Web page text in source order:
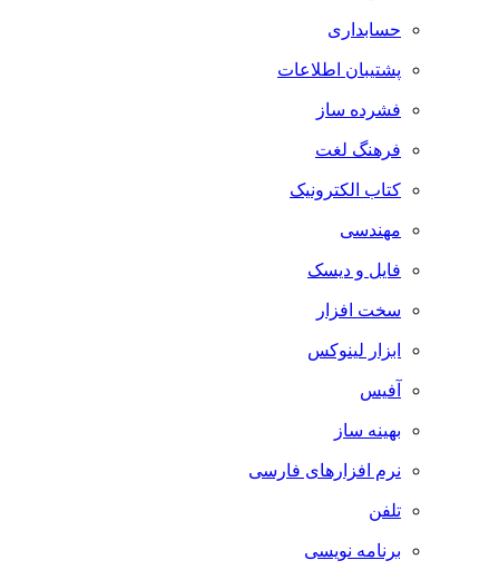
حسابداری
پشتیبان اطلاعات
فشرده ساز
فرهنگ لغت
کتاب الکترونیک
مهندسی
فایل و دیسک
سخت افزار
ابزار لینوکس
آفیس
بهینه ساز
نرم افزارهای فارسی
تلفن
برنامه نویسی